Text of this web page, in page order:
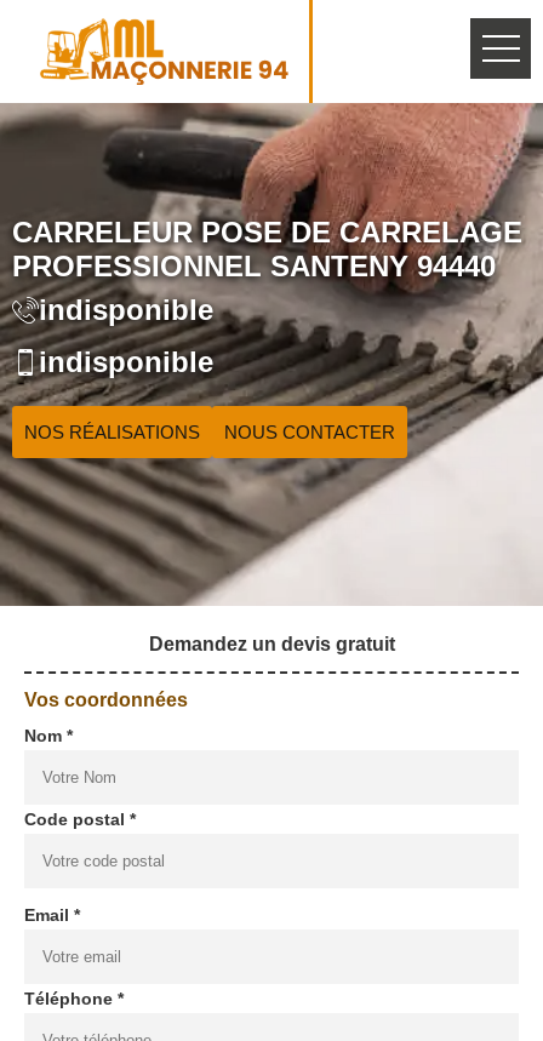
CARRELEUR POSE DE CARRELAGE
PROFESSIONNEL SANTENY 94440
indisponible
indisponible
NOS RÉALISATIONS NOUS CONTACTER
Demandez un devis gratuit
Vos coordonnées
Nom *
Code postal *
Email *
Téléphone *